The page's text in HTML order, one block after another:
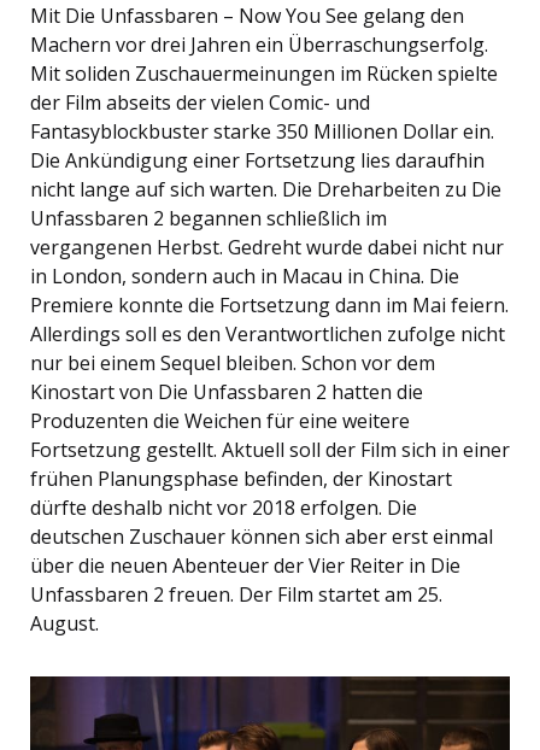
Mit Die Unfassbaren – Now You See gelang den
Machern vor drei Jahren ein Überraschungserfolg.
Mit soliden Zuschauermeinungen im Rücken spielte
der Film abseits der vielen Comic- und
Fantasyblockbuster starke 350 Millionen Dollar ein.
Die Ankündigung einer Fortsetzung lies daraufhin
nicht lange auf sich warten. Die Dreharbeiten zu Die
Unfassbaren 2 begannen schließlich im
vergangenen Herbst. Gedreht wurde dabei nicht nur
in London, sondern auch in Macau in China. Die
Premiere konnte die Fortsetzung dann im Mai feiern.
Allerdings soll es den Verantwortlichen zufolge nicht
nur bei einem Sequel bleiben. Schon vor dem
Kinostart von Die Unfassbaren 2 hatten die
Produzenten die Weichen für eine weitere
Fortsetzung gestellt. Aktuell soll der Film sich in einer
frühen Planungsphase befinden, der Kinostart
dürfte deshalb nicht vor 2018 erfolgen. Die
deutschen Zuschauer können sich aber erst einmal
über die neuen Abenteuer der Vier Reiter in Die
Unfassbaren 2 freuen. Der Film startet am 25.
August.